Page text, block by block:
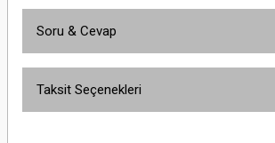
Soru & Cevap
Taksit Seçenekleri